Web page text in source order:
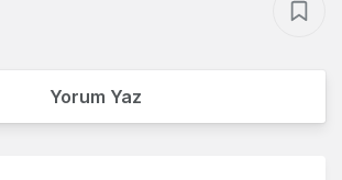
Yorum Yaz